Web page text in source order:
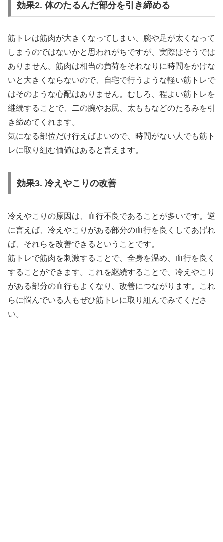
効果2. 体のたるんだ部分を引き締める
筋トレは筋肉が大きくなってしまい、腕や足が太くなって
しまうのではないかと思われがちですが、実際はそうでは
ありません。筋肉は相当の負荷をそれなりに時間をかけな
いと大きくならないので、自宅で行うような軽い筋トレで
はそのような心配はありません。むしろ、程よい筋トレを
継続することで、二の腕やお尻、太ももなどのたるみを引
き締めてくれます。
気になる部位だけ行えばよいので、時間がない人でも筋ト
レに取り組む価値はあると言えます。
効果3. 冷えやこりの改善
冷えやこりの原因は、血行不良であることが多いです。逆
に言えば、冷えやこりがある部分の血行を良くしてあげれ
ば、それらを改善できるということです。
筋トレで筋肉を刺激することで、全身を温め、血行を良く
することができます。これを継続することで、冷えやこり
がある部分の血行もよくなり、改善につながります。これ
らに悩んでいる人もぜひ筋トレに取り組んでみてくださ
い。